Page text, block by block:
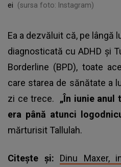
ei
(sursa foto: Instagram)
Ea a dezvăluit că, pe lângă
diagnosticată cu ADHD și
Borderline (BPD), toate
care starea de sănătate a
zi ce trece. „În iunie anul
era până atunci
mărturisit Tallulah.
Citește și: Dinu Maxer,